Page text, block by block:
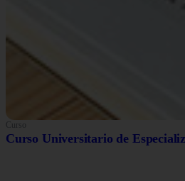
Curso
Curso Universitario de